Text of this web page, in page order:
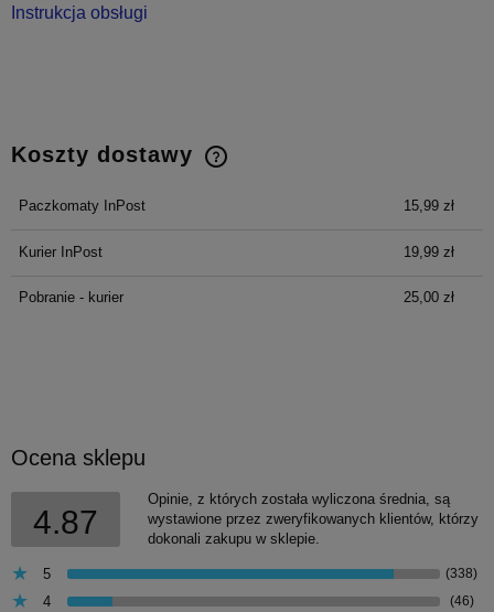
Instrukcja obsługi
Koszty dostawy
Cena nie zawiera ewentualnych kosztów płatności
Paczkomaty InPost 15,99 zł
Kurier InPost 19,99 zł
Pobranie - kurier 25,00 zł
Ocena sklepu
4.87
Opinie, z których została wyliczona średnia, są
wystawione przez zweryfikowanych klientów, którzy
dokonali zakupu w sklepie.
5 (338)
4 (46)